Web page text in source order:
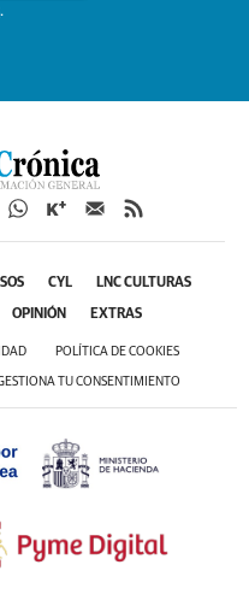
.
CYL LNC CULTURAS
OPINIÓN EXTRAS
POLÍTICA DE COOKIES
TU CONSENTIMIENTO